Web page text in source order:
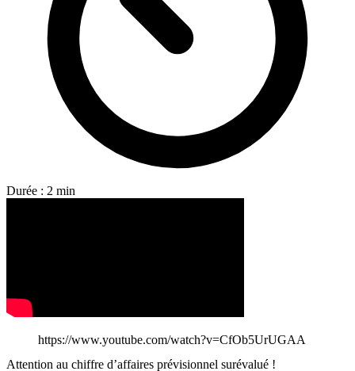
Durée : 2 min
https://www.youtube.com/watch?v=CfOb5UrUGAA
Attention au chiffre d’affaires prévisionnel surévalué !